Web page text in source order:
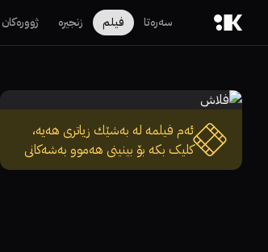
سەرەتا فیلم زنجیرە ژوورەکان
ئەم فیلمە لە بەشێك زیاتری هەیە،
کلیک بکە بۆ بینینی هەموو بەشەکانی